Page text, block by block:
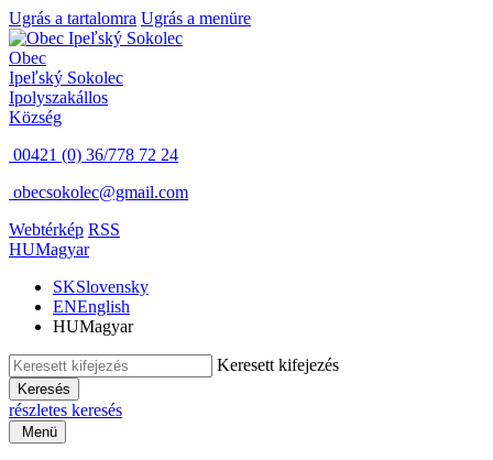
Ugrás a tartalomra Ugrás a menüre
Obec
Ipeľský Sokolec
Ipolyszakállos
Község
00421 (0) 36/778 72 24
obecsokolec@gmail.com
Webtérkép RSS
HUMagyar
SKSlovensky
ENEnglish
HUMagyar
Keresett kifejezés
Keresés
részletes keresés
Menü